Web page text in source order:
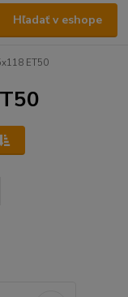
Hľadať v eshope
ET50